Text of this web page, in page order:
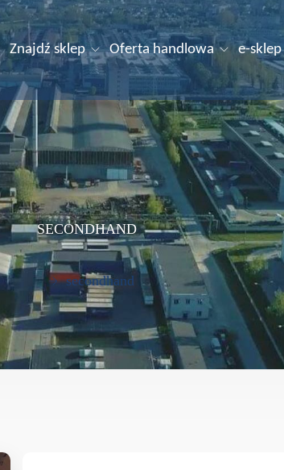
Znajdź sklep Oferta handlowa e-sklep
SECONDHAND
secondhand